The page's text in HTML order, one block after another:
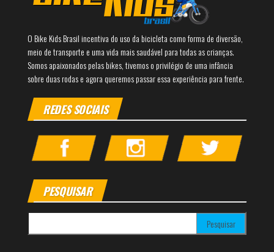
O Bike Kids Brasil incentiva do uso da bicicleta como forma de diversão,
meio de transporte e uma vida mais saudável para todas as crianças.
Somos apaixonados pelas bikes, tivemos o privilégio de uma infância
sobre duas rodas e agora queremos passar essa experiência para frente.
REDES SOCIAIS
PESQUISAR